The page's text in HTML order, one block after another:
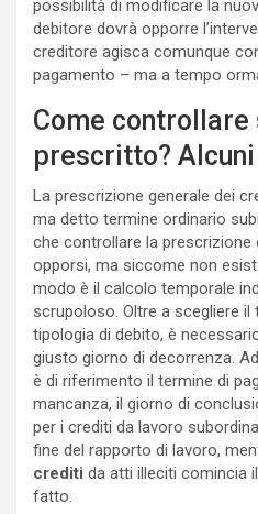
possibilità di modificare la
debitore dovrà opporre
creditore agisca comunque
pagamento – ma a tempo
Come
prescritto?
La prescrizione generale dei
ma detto termine ordinario
che controllare la prescrizione
opporsi, ma siccome non
modo è il calcolo temporale
scrupoloso. Oltre a scegliere
tipologia di debito, è
giusto giorno di decorrenza.
è di riferimento il termine di
mancanza, il giorno di
per i crediti da lavoro
fine del rapporto di lavoro,
crediti da atti illeciti comincia
fatto.